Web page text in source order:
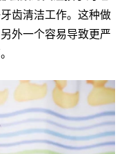
齿清洁工作。这种做
外一个容易导致更严